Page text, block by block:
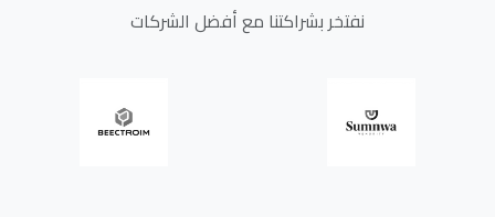
نفتخر بشراكتنا مع أفضل الشركات